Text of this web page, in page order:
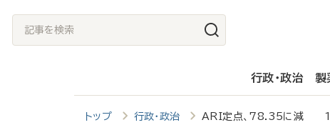
記
事
行政・政治 製
トップ 行政・政治 ARI定点、78.35に減